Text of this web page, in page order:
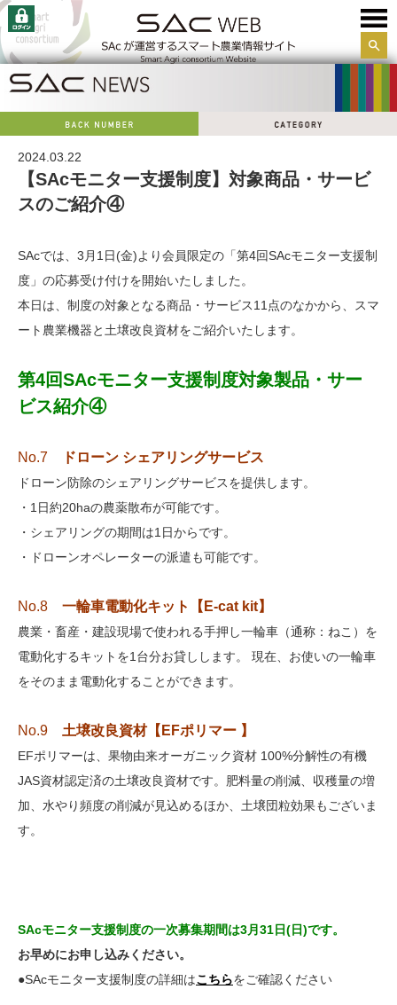
サイ
2024.03.22
【SAcモニター支援制度】対象商品・サービ
スのご紹介④
SAcでは、3月1日(金)より会員限定の「第4回SAcモニター支援制
度」の応募受け付けを開始いたしました。
本日は、制度の対象となる商品・サービス11点のなかから、スマ
ート農業機器と土壌改良資材をご紹介いたします。
第4回SAcモニター支援制度対象製品・サー
ビス紹介④
No.7 ドローン シェアリングサービス
ドローン防除のシェアリングサービスを提供します。
・1日約20haの農薬散布が可能です。
・シェアリングの期間は1日からです。
・ドローンオペレーターの派遣も可能です。
No.8 一輪車電動化キット【E-cat kit】
農業・畜産・建設現場で使われる手押し一輪車（通称：ねこ）を
電動化するキットを1台分お貸しします。 現在、お使いの一輪車
をそのまま電動化することができます。
No.9 土壌改良資材【EFポリマー 】
EFポリマーは、果物由来オーガニック資材 100%分解性の有機
JAS資材認定済の土壌改良資材です。肥料量の削減、収穫量の増
加、水やり頻度の削減が見込めるほか、土壌団粒効果もございま
す。
SAcモニター支援制度の一次募集期間は3月31日(日)です。
お早めにお申し込みください。
●SAcモニター支援制度の詳細はこちらをご確認ください